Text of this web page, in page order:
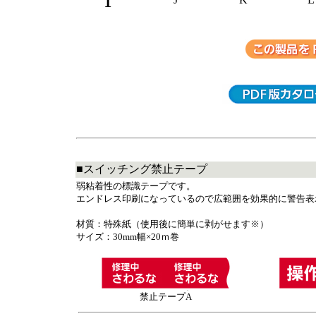
■スイッチング禁止テープ
弱粘着性の標識テープです。
エンドレス印刷になっているので広範囲を効果的に警告
材質：特殊紙（使用後に簡単に剥がせます※）
サイズ：30mm幅×20ｍ巻
禁止テープA